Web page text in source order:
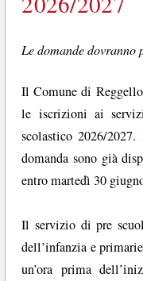
Le domande
Il Comune di
le iscrizioni ai
scolastico 2026/
domanda sono già
entro martedì 30
Il servizio di pre
dell’infanzia e
un’ora prima